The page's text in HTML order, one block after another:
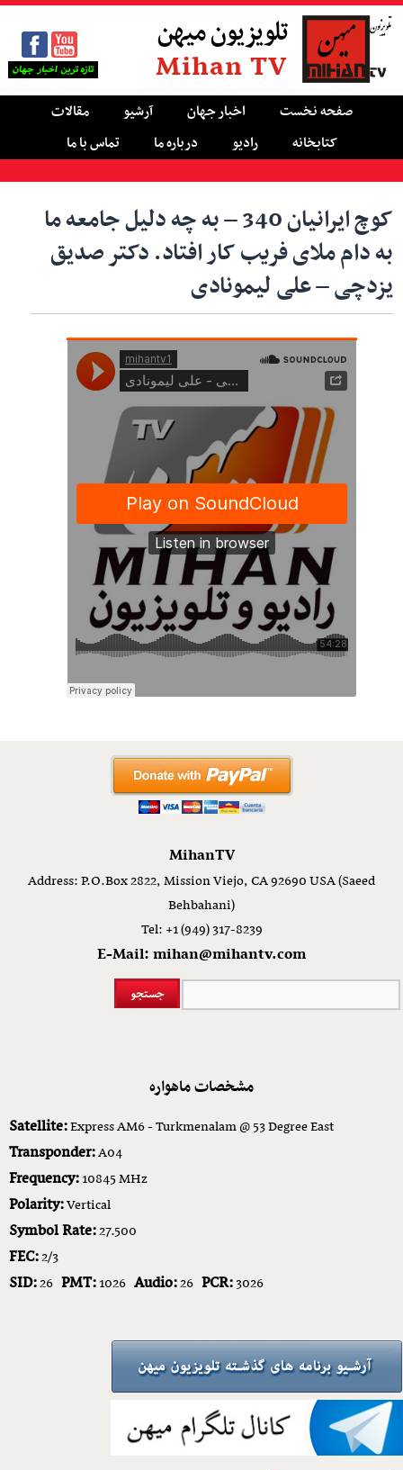
تلویزیون میهن
Mihan TV
صفحه نخست اخبار جهان آرشیو
مقالات
کتابخانه
رادیو درباره ما تماس با ما
کوچ ایرانیان 340 – به چه دلیل جامعه ما
به دام ملای فریب کار افتاد. دکتر صدیق
یزدچی – علی لیمونادی
MihanTV
Address: P.O.Box 2822, Mission Viejo, CA 92690 USA (Saeed
Behbahani)
Tel: +1 (949) 317-8239
E-Mail: mihan@mihantv.com
مشخصات ماهواره
Satellite:Express AM6 - Turkmenalam @ 53 Degree East
Transponder:A04
Frequency:10845 MHz
Polarity:Vertical
Symbol Rate:27.500
FEC:2/3
SID:26 PMT:1026 Audio:26 PCR:3026